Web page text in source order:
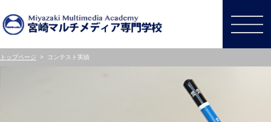
トップページ > コンテスト実績